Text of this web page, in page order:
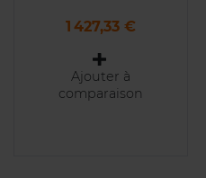
Prix
1 427,33 €
Ajouter à
comparaison